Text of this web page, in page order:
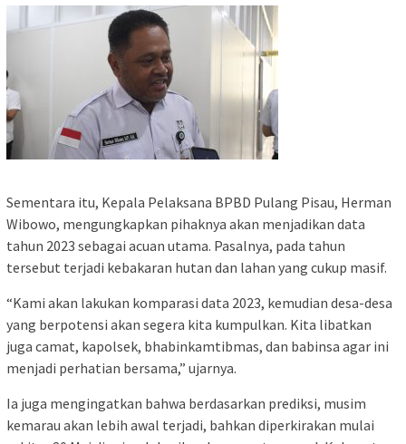
Sementara itu, Kepala Pelaksana BPBD Pulang Pisau, Herman
Wibowo, mengungkapkan pihaknya akan menjadikan data
tahun 2023 sebagai acuan utama. Pasalnya, pada tahun
tersebut terjadi kebakaran hutan dan lahan yang cukup masif.
“Kami akan lakukan komparasi data 2023, kemudian desa-desa
yang berpotensi akan segera kita kumpulkan. Kita libatkan
juga camat, kapolsek, bhabinkamtibmas, dan babinsa agar ini
menjadi perhatian bersama,” ujarnya.
Ia juga mengingatkan bahwa berdasarkan prediksi, musim
kemarau akan lebih awal terjadi, bahkan diperkirakan mulai